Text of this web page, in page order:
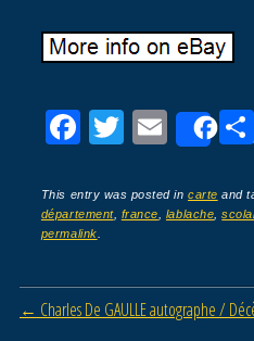
F
c
e
o
T
tt
er
E
ail
This entry was posted incarte and
département, france lablache ,
permalink
Post navigation
← Charles De GAULLE autographe /